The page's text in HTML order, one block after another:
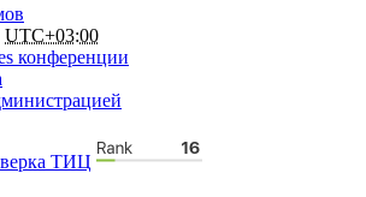
UTC+03:00
конференции